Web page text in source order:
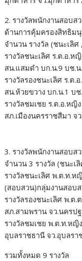
2. รางวัลพนักงานสอบ
ด้านการคุ้มครองสิทธิม
จำนวน รางวัล (ชนะเลิ
รางวัลชนะเลิศ ร.ต.อ.ห
สน.แสมดำ บก.น.9 บช.น.
รางวัลรองชนะเลิศ ร.ต
สน.ห้วยขวาง บก.น.1 บช
รางวัลชมเชย ร.ต.อ.หญิ
สภ.เมืองนครราชสีมา จ
3. รางวัลพนักงานสอบ
จำนวน 3 รางวัล (ชนะเ
รางวัลชนะเลิศ พ.ต.ท.
(สอบสวน)กลุ่มงานสอบ
รางวัลรองชนะเลิศ พ.ต
สภ.สามพราน จว.นครป
รางวัลชมเชย พ.ต.ท.หญิ
อุบลราชธานี จว.อุบลรา
รวมทั้งหมด 9 รางวัล